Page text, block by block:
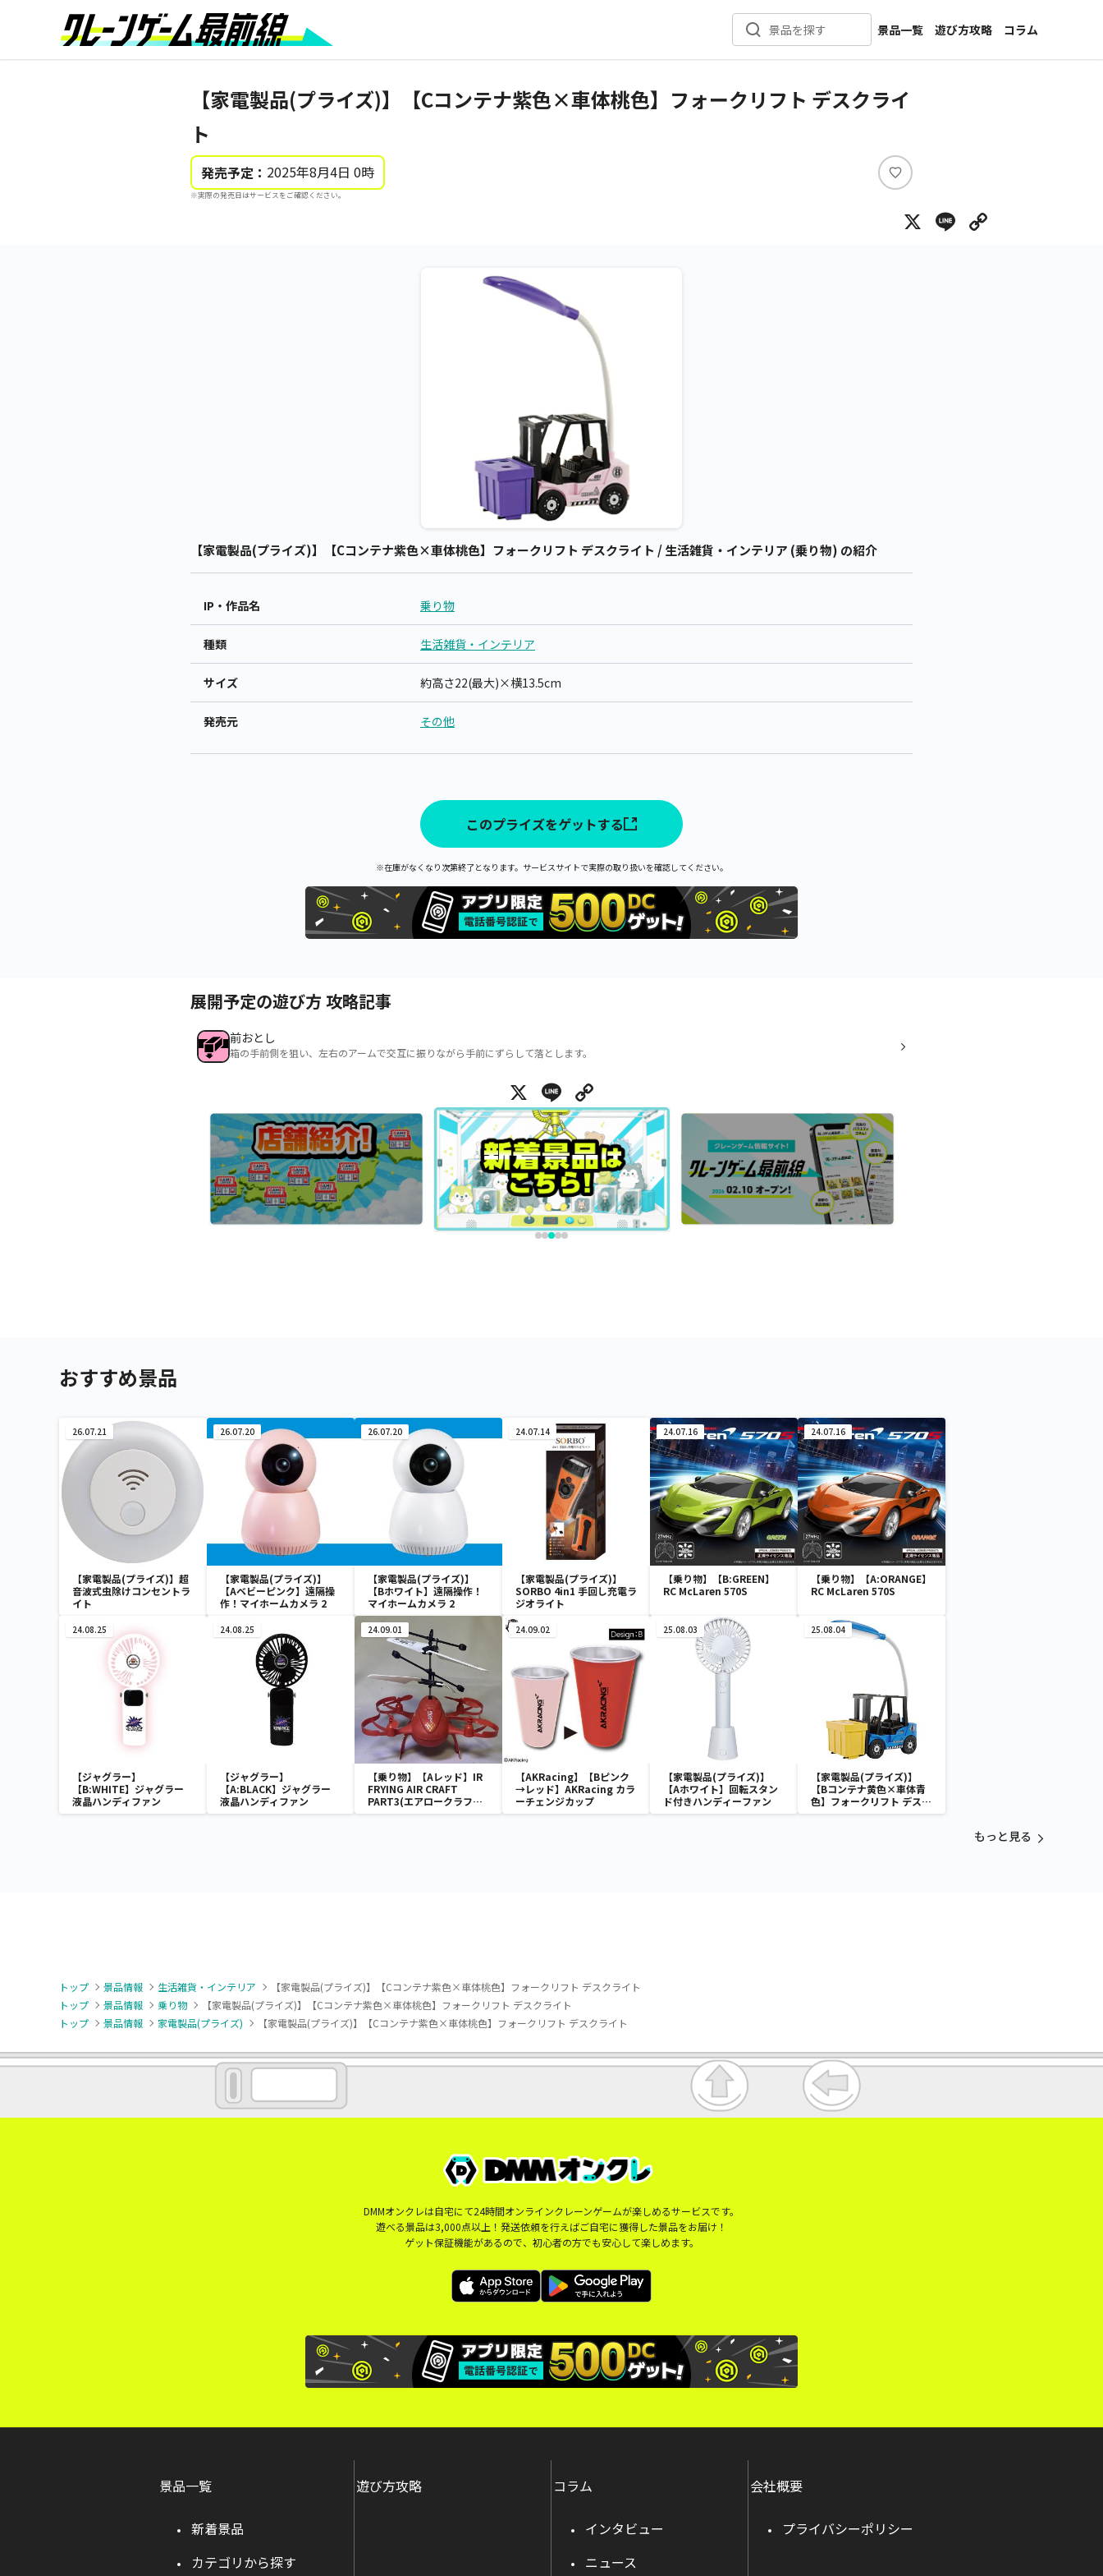
景品を探す
景品一覧
新着景品
カテゴリ一覧
遊び方攻略
コラム
インタビュー
【家電製品(プライズ)】【Cコンテナ紫色×車体桃色】フォークリフト デスクライ
ト
発売予定： 2025年8月4日 0時
※実際の発売日はサービスをご確認ください。
い
ね
X Line
【家電製品(プライズ)】【Cコンテナ紫色×車体桃色】フォークリフト デスクライト / 生活雑貨・インテリア (乗り物) の紹介
IP・作品名 乗り物
種類 生活雑貨・インテリア
サイズ 約高さ22(最大)×横13.5cm
発売元 その他
このプライズをゲットする
※在庫がなくなり次第終了となります。サービスサイトで実際の取り扱いを確認してください。
展開予定の遊び方 攻略記事
前おとし
箱の手前側を狙い、左右のアームで交互に振りながら手前にずらして落とします。
X Line
おすすめ景品
26.07.21
【家電製品(プライズ)】超
音波式虫除けコンセントラ
イト
26.07.20
【家電製品(プライズ)】
【Aベビーピンク】遠隔操
作！マイホームカメラ 2
26.07.20
【家電製品(プライズ)】
【Bホワイト】遠隔操作！
マイホームカメラ 2
24.07.14
【家電製品(プライズ)】
SORBO 4in1 手回し充電ラ
ジオライト
24.07.16
【乗り物】【B:GREEN】
RC McLaren 570S
24.07.16
【乗り物】【A:ORANGE】
RC McLaren 570S
24.08.25
【ジャグラー】
【B:WHITE】ジャグラー
液晶ハンディファン
24.08.25
【ジャグラー】
【A:BLACK】ジャグラー
液晶ハンディファン
24.09.01
【乗り物】【Aレッド】IR
FRYING AIR CRAFT
PART3(エアロークラフト
Ⅲ)
24.09.02
【AKRacing】【Bピンク
→レッド】AKRacing カラ
ーチェンジカップ
25.08.03
【家電製品(プライズ)】
【Aホワイト】回転スタン
ド付きハンディーファン
25.08.04
【家電製品(プライズ)】
【Bコンテナ黄色×車体青
色】フォークリフト デスク
ライト
もっと見る
トップ 景品情報 生活雑貨・インテリア
【家電製品(プライズ)】【Cコンテナ紫色×車体桃色】フォークリフト デスクライト
トップ
景品情報 乗り物
【家電製品(プライズ)】【Cコンテナ紫色×車体桃色】フォークリフト デスクライト
トップ
景品情報 家電製品(プライズ) 【家電製品(プライズ)】【Cコンテナ紫色×車体桃色】フォークリフト デスクライト
DMMオンクレは自宅にて24時間オンラインクレーンゲームが楽しめるサービスです。
遊べる景品は3,000点以上！発送依頼を行えばご自宅に獲得した景品をお届け！
ゲット保証機能があるので、初心者の方でも安心して楽しめます。
景品一覧
新着景品
カテゴリから探す
遊び方攻略 コラム
インタビュー
ニュース
会社概要
プライバシーポリシー